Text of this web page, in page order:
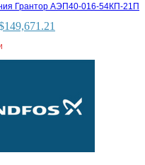
Грантор АЭП40-016-54КП-21П
149,671.21